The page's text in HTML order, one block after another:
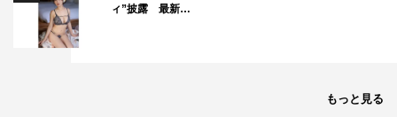
なり本格的なグラビアに初挑戦！
撮影はドキドキでとっても緊張したけど、みんなを驚かせ
これまでグラビアは断っていましたが、これを機にチャレ
ィ”披露 最新…
もっと見る